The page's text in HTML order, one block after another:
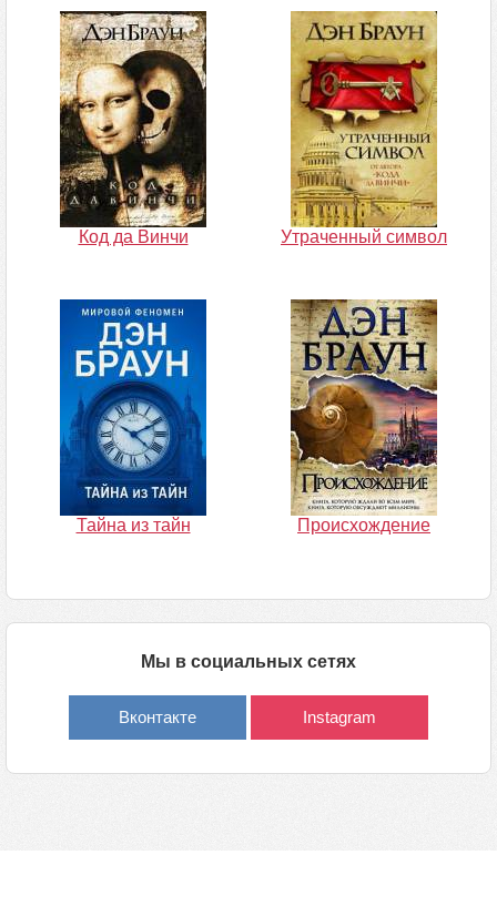
Код да Винчи Утраченный символ
Тайна из тайн Происхождение
Мы в социальных сетях
Вконтакте Instagram